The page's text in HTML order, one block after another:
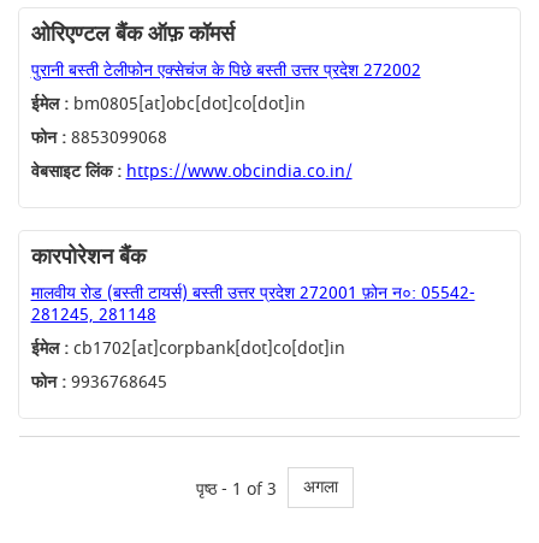
ओरिएण्टल बैंक ऑफ़ कॉमर्स
पुरानी बस्ती टेलीफोन एक्सेचंज के पिछे बस्ती उत्तर प्रदेश 272002
ईमेल :bm0805[at]obc[dot]co[dot]in
फोन :8853099068
वेबसाइट लिंक : https://www.obcindia.co.in/
कारपोरेशन बैंक
मालवीय रोड (बस्ती टायर्स) बस्ती उत्तर प्रदेश 272001 फ़ोन न०: 05542-
281245, 281148
ईमेल :cb1702[at]corpbank[dot]co[dot]in
फोन :9936768645
पृष्ठ - 1 of 3 अगला